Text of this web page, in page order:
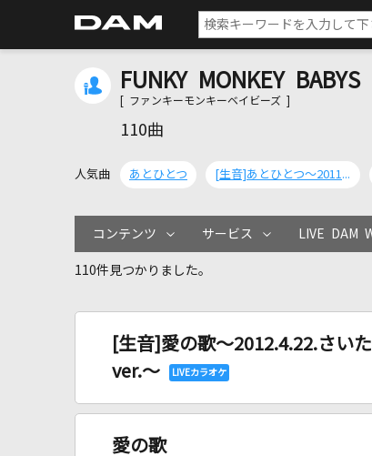
FUNKY MONKEY BABYS
[ ファンキーモンキーベイビーズ ]
110曲
人気曲 あとひとつ [生音]あとひとつ～2011.2.5.国立代々木競技場第一体育館ライブver.～
コンテンツ サービス LIVE DAM
110件見つかりました。
[生音]愛の歌～2012.4.22.さい
ver.～
愛の歌